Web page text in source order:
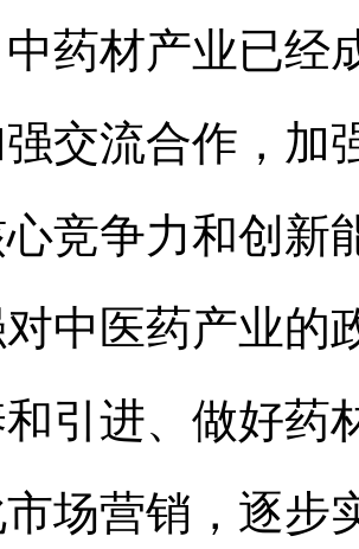
药材产业已经
交流合作，加
竞争力和创新
中医药产业的
引进、做好药
场营销，逐步